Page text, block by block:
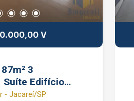
V
3
Edifício
SP
- Jacareí/SP